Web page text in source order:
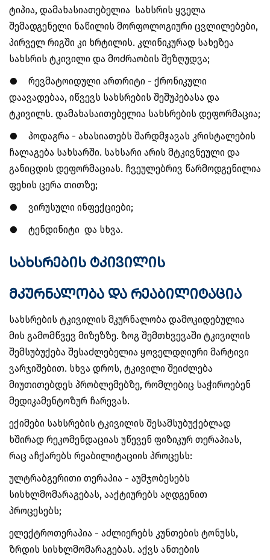
ტიპია, დამახასიათებელია სახსრის ყველა
შემადგენელი ნაწილის მორფოლოგიური ცვლილებები,
პირველ რიგში კი ხრტილის. კლინიკურად სახეზეა
სახსრის ტკივილი და მოძრაობის შეზღუდვა;
●
რევმატოიდული ართრიტი - ქრონიკული
დაავადებაა, იწვევს სახსრების შეშუპებასა და
ტკივილს. დამახასაითებელია სახსრების დეფორმაცია;
●
პოდაგრა - ახასიათებს შარდმჟავას კრისტალების
ჩალაგება სახსარში. სახსარი არის მტკივნეული და
განიცდის დეფორმაციას. ჩვეულებრივ წარმოდგენილია
ფეხის ცერა თითზე;
●
ვირუსული ინფექციები;
●
ტენდინიტი და სხვა.
სახსრების ტკივილის
მკურნალობა და რეაბილიტაცია
სახსრების ტკივილის მკურნალობა დამოკიდებულია
მის გამომწვევ მიზეზზე. ზოგ შემთხვევაში ტკივილის
შემსუბუქება შესაძლებელია ყოველდღიური მარტივი
ვარჯიშებით. სხვა დროს, ტკივილი შეიძლება
მიუთითებდეს პრობლემებზე, რომლებიც საჭიროებენ
მედიკამენტოზურ ჩარევას.
ექიმები სახსრების ტკივილის შესამსუბუქებლად
ხშირად რეკომენდაციას უწევენ ფიზიკურ თერაპიას,
რაც აჩქარებს რეაბილიტაციის პროცესს:
ულტრაბგერითი თერაპია - აუმჯობესებს
სისხლმომარაგებას, ააქტიურებს აღდგენით
პროცესებს;
ელექტროთერაპია - აძლიერებს კუნთების ტონუსს,
ზრდის სისხლმომარაგებას. აქვს ანთების